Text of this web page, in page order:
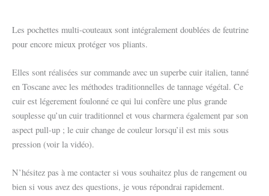
Les pochettes multi-couteaux sont intégralement doublées de feutrine
pour encore mieux protéger vos pliants.
Elles sont réalisées sur commande avec un superbe cuir italien, tanné
en Toscane avec les méthodes traditionnelles de tannage végétal. Ce
cuir est légerement foulonné ce qui lui confère une plus grande
souplesse qu’un cuir traditionnel et vous charmera également par son
aspect pull-up ; le cuir change de couleur lorsqu’il est mis sous
pression (voir la vidéo).
N’hésitez pas à me contacter si vous souhaitez plus de rangement ou
bien si vous avez des questions, je vous répondrai rapidement.